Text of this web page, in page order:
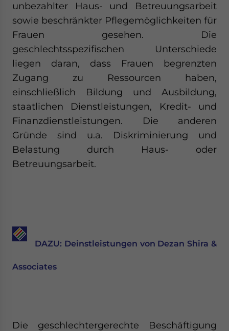
unbezahlter Haus- und Betreuungsarbeit
sowie beschränkter Pflegemöglichkeiten für
Frauen gesehen. Die
geschlechtsspezifischen Unterschiede
liegen daran, dass Frauen begrenzten
Zugang zu Ressourcen haben,
einschließlich Bildung und Ausbildung,
staatlichen Dienstleistungen, Kredit- und
Finanzdienstleistungen. Die anderen
Gründe sind u.a. Diskriminierung und
Belastung durch Haus- oder
Betreuungsarbeit.
DAZU: Deinstleistungen von Dezan Shira &
Associates
Die geschlechtergerechte Beschäftigung